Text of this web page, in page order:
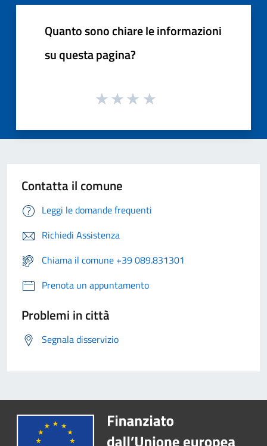
Quanto sono chiare le informazioni
su questa pagina?
Contatta il comune
Leggi le domande frequenti
Richiedi Assistenza
Chiama il comune +39 089.831301
Prenota un appuntamento
Problemi in città
Segnala disservizio